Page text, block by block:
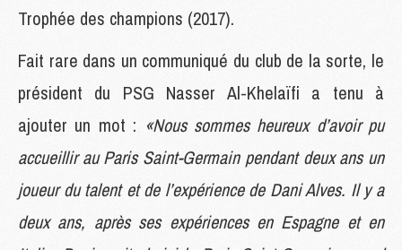
Trophée des champions (2017).
Fait rare dans un communiqué du club de la sorte, le
président du PSG Nasser Al-Khelaïfi a tenu à
ajouter un mot : «Nous sommes heureux d’avoir pu
accueillir au Paris Saint-Germain pendant deux ans un
joueur du talent et de l’expérience de Dani Alves. Il y a
deux ans, après ses expériences en Espagne et en